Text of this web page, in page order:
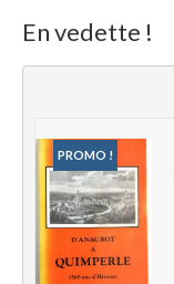
En vedette !
PROMO !